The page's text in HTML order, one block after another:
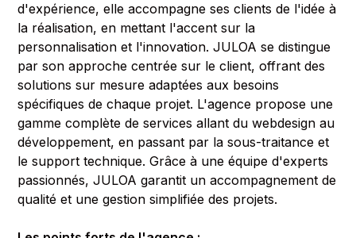
d'expérience, elle accompagne ses clients de l'idée à
la réalisation, en mettant l'accent sur la
personnalisation et l'innovation. JULOA se distingue
par son approche centrée sur le client, offrant des
solutions sur mesure adaptées aux besoins
spécifiques de chaque projet. L'agence propose une
gamme complète de services allant du webdesign au
développement, en passant par la sous-traitance et
le support technique. Grâce à une équipe d'experts
passionnés, JULOA garantit un accompagnement de
qualité et une gestion simplifiée des projets.